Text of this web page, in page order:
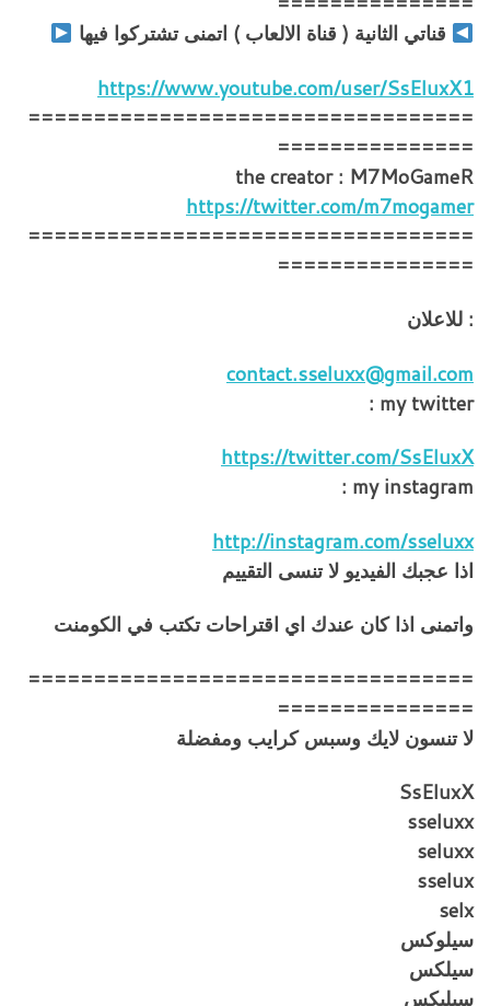
قناتي الثانية ( قناة الالعاب ) اتمنى تشتركوا فيها
https://www.youtube.com/user/SsEluxX1
==================================
===============
the creator : M7MoGameR
https://twitter.com/m7mogamer
==================================
===============
: للاعلان
contact.sseluxx@gmail.com
my twitter :
https://twitter.com/SsEluxX
my instagram :
http://instagram.com/sseluxx
اذا عجبك الفيديو لا تنسى التقييم
واتمنى اذا كان عندك اي اقتراحات تكتب في الكومنت
==================================
===============
لا تنسون لايك وسبس كرايب ومفضلة
SsEluxX
sseluxx
seluxx
sselux
selx
سيلوكس
سيلكس
سيليكس